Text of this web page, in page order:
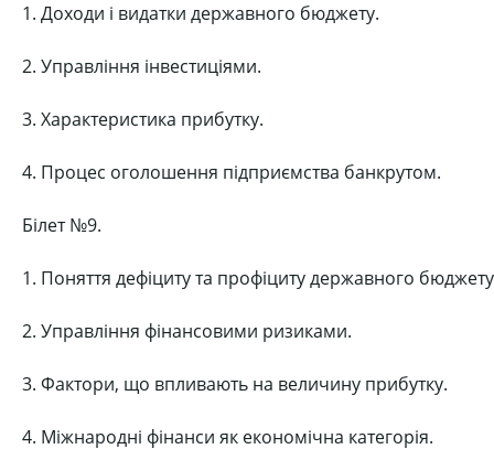
1. Доходи і видатки державного бюджету.
2. Управління інвестиціями.
3. Характеристика прибутку.
4. Процес оголошення підприємства банкрутом.
Білет №9.
1. Поняття дефіциту та профіциту державного
2. Управління фінансовими ризиками.
3. Фактори, що впливають на величину прибутку.
4. Міжнародні фінанси як економічна категорія.